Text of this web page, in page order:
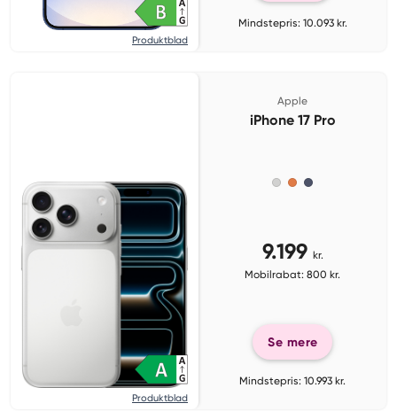
Produktblad
Mindstepris: 10.093 kr.
Produktblad
Apple
iPhone 17 Pro
9.199 kr.
Mobilrabat: 800 kr.
Se mere
Mindstepris: 10.993 kr.